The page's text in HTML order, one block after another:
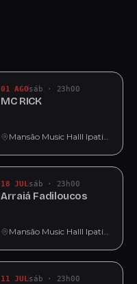
01 AGOsáb · 23h00
MC RICK
Mansão Music Halll Ipatinga
18 JULsáb · 23h00
Arraiá Fadiloucos
Mansão Music Halll Ipatinga
11 JULsáb · 23h00